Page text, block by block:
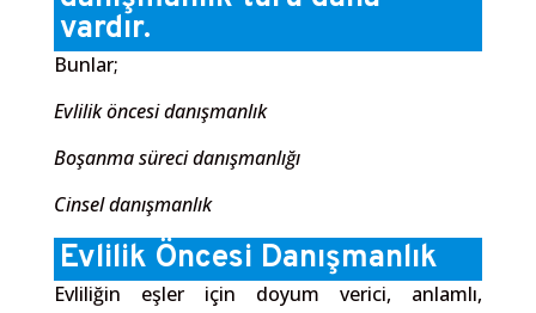
vardır.
Bunlar;
Evlilik öncesi danışmanlık
Boşanma süreci danışmanlığı
Cinsel danışmanlık
Evlilik Öncesi Danışmanlık
Evliliğin eşler için doyum verici, anlamlı,